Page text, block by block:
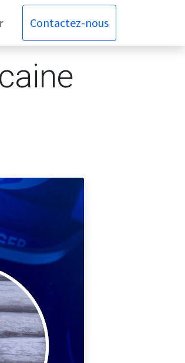
Contactez-nous